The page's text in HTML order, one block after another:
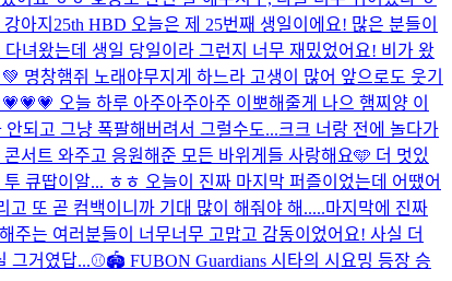
아지 25th HBD 오늘은 제 25번째 생일이에요! 많은 분들이
녀왔는데 생일 당일이라 그런지 너무 재밌었어요! 비가 왔
명창햄쥐 노래야무지게 하느라 고생이 많어 앞으로도 웃기
오늘 하루 아주아주아주 이뽀해줄게 나으 햄찌양 이
되고 그냥 폭팔해버려서 그럴수도...크크 너랑 전에 놀다가
서트 와주고 응원해준 모든 바위게들 사랑해요🩵 더 멋있
큐땁이알... ㅎㅎ 오늘이 진짜 마지막 퍼즐이었는데 어땠어
또 곧 컴백이니까 기대 많이 해줘야 해.....마지막에 진짜
주는 여러분들이 너무너무 고맙고 감동이었어요! 사실 더
그거였답...⚾️🏟️ FUBON Guardians 시타의 시요밍 등장 승